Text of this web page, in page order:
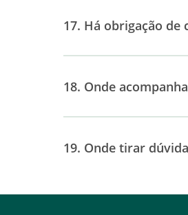
17. Há obrigação
18. Onde
19. Onde tirar